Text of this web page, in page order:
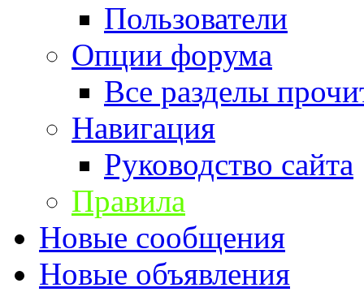
Пользователи
Опции форума
Все разделы
Навигация
Руководство сайта
Правила
Новые сообщения
Новые объявления